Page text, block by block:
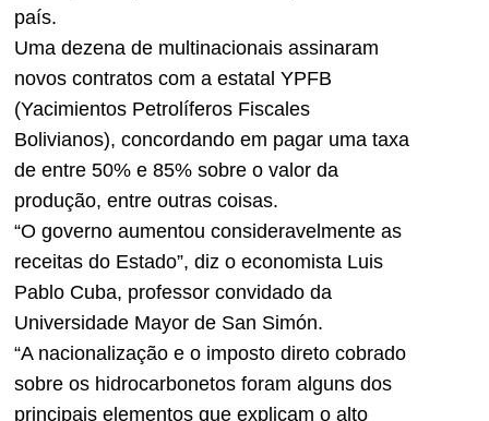
país.
Uma dezena de multinacionais assinaram
novos contratos com a estatal YPFB
(Yacimientos Petrolíferos Fiscales
Bolivianos), concordando em pagar uma taxa
de entre 50% e 85% sobre o valor da
produção, entre outras coisas.
“O governo aumentou consideravelmente as
receitas do Estado”, diz o economista Luis
Pablo Cuba, professor convidado da
Universidade Mayor de San Simón.
“A nacionalização e o imposto direto cobrado
sobre os hidrocarbonetos foram alguns dos
principais elementos que explicam o alto